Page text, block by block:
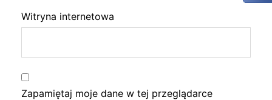
Witryna internetowa
Zapamiętaj moje dane w tej przeglądarce